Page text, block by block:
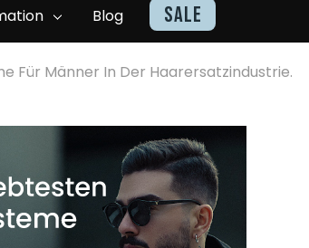
Beratung Und
Unterstützung
Superhairwissen
Blog Sale
Für Männer In Der Haarersatzindustrie.